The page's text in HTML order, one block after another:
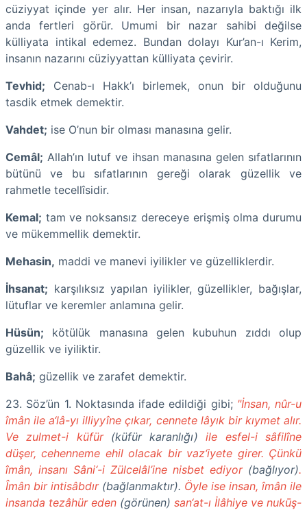
cüziyyat içinde yer alır. Her insan, nazarıyla baktığı ilk
anda fertleri görür. Umumi bir nazar sahibi değilse
külliyata intikal edemez. Bundan dolayı Kur’an-ı Kerim,
insanın nazarını cüziyyattan külliyata çevirir.
Tevhid; Cenab-ı Hakk’ı birlemek, onun bir olduğunu
tasdik etmek demektir.
Vahdet; ise O’nun bir olması manasına gelir.
Cemâl; Allah’ın lutuf ve ihsan manasına gelen sıfatlarının
bütünü ve bu sıfatlarının gereği olarak güzellik ve
rahmetle tecellîsidir.
Kemal; tam ve noksansız dereceye erişmiş olma durumu
ve mükemmellik demektir.
Mehasin, maddi ve manevi iyilikler ve güzelliklerdir.
İhsanat; karşılıksız yapılan iyilikler, güzellikler, bağışlar,
lütuflar ve keremler anlamına gelir.
Hüsün; kötülük manasına gelen kubuhun zıddı olup
güzellik ve iyiliktir.
Bahâ; güzellik ve zarafet demektir.
23. Söz’ün 1. Noktasında ifade edildiği gibi; "İnsan, nûr-u
îmân ile a‘lâ-yı illiyyîne çıkar, cennete lâyık bir kıymet alır.
Ve zulmet-i küfür (küfür karanlığı)ile esfel-i sâfilîne
düşer, cehenneme ehil olacak bir vaz‘iyete girer. Çünkü
îmân, insanı Sâni‘-i Zülcelâl’ine nisbet ediyor (bağlıyor).
Îmân bir intisâbdır(bağlanmaktır). Öyle ise insan, îmân ile
insanda tezâhür eden (görünen) san‘at-ı İlâhiye ve nukūş-